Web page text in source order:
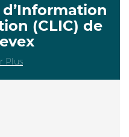
(CLIC) de
Plus